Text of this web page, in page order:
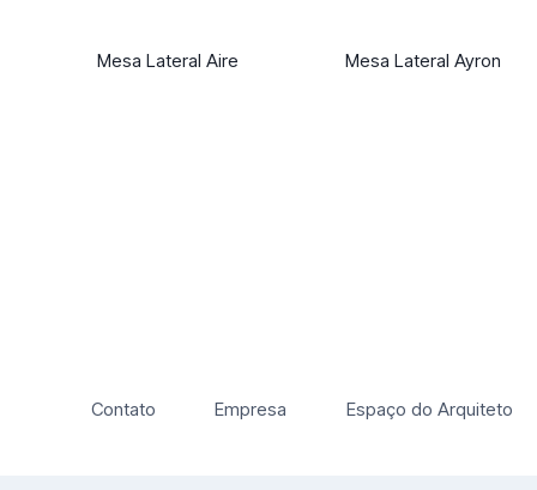
Mesa Lateral Aire Mesa Lateral Ayron
Contato Empresa Espaço do Arquiteto